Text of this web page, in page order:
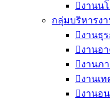
งานน
กลุ่มบริหารง
งานธุ
งานอ
งานภ
งานเ
งานอ